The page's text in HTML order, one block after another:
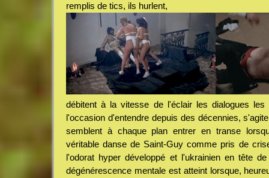
remplis de tics, ils hurlent,
débitent à la vitesse de l'éclair les dialogues
l'occasion d'entendre depuis des décennies,
semblent à chaque plan entrer en transe
véritable danse de Saint-Guy comme pris de
l'odorat hyper développé et l'ukrainien en tête
dégénérescence mentale est atteint lorsque,